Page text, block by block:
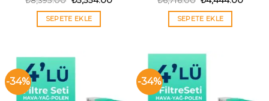
fiyat:
₺8,395.00.
SEPETE EKLE
fiyat:
₺6,716.00.
SEPETE EKLE
-34% -34%